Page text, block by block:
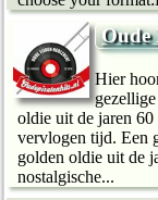
Oude
Hier
oldie uit de jaren
vervlogen tijd. Een
golden oldie uit de
nostalgische...